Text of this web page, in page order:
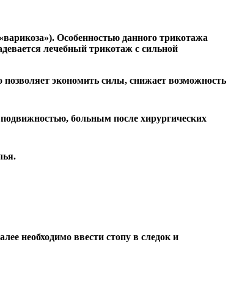
Особенностью данного трикотажа
лечебный трикотаж с сильной
позволяет экономить силы, снижает возможность
больным после хирургических
необходимо ввести стопу в следок и